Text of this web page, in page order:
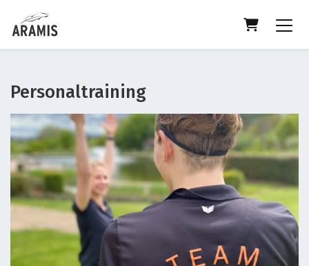
Warenkorb
Personaltraining